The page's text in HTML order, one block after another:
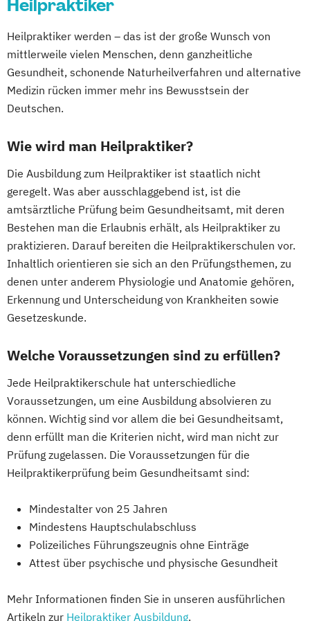
Heilpraktiker
Heilpraktiker werden – das ist der große Wunsch von
mittlerweile vielen Menschen, denn ganzheitliche
Gesundheit, schonende Naturheilverfahren und alternative
Medizin rücken immer mehr ins Bewusstsein der
Deutschen.
Wie wird man Heilpraktiker?
Die Ausbildung zum Heilpraktiker ist staatlich nicht
geregelt. Was aber ausschlaggebend ist, ist die
amtsärztliche Prüfung beim Gesundheitsamt, mit deren
Bestehen man die Erlaubnis erhält, als Heilpraktiker zu
praktizieren. Darauf bereiten die Heilpraktikerschulen vor.
Inhaltlich orientieren sie sich an den Prüfungsthemen, zu
denen unter anderem Physiologie und Anatomie gehören,
Erkennung und Unterscheidung von Krankheiten sowie
Gesetzeskunde.
Welche Voraussetzungen sind zu erfüllen?
Jede Heilpraktikerschule hat unterschiedliche
Voraussetzungen, um eine Ausbildung absolvieren zu
können. Wichtig sind vor allem die bei Gesundheitsamt,
denn erfüllt man die Kriterien nicht, wird man nicht zur
Prüfung zugelassen. Die Voraussetzungen für die
Heilpraktikerprüfung beim Gesundheitsamt sind:
Mindestalter von 25 Jahren
Mindestens Hauptschulabschluss
Polizeiliches Führungszeugnis ohne Einträge
Attest über psychische und physische Gesundheit
Mehr Informationen finden Sie in unseren ausführlichen
Artikeln zur Heilpraktiker Ausbildung.